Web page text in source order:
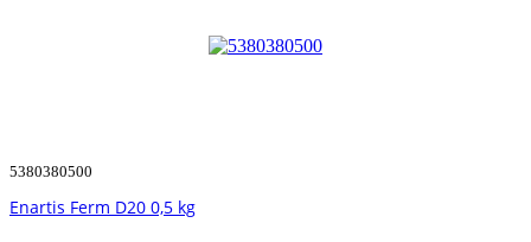
5380380500
Enartis Ferm D20 0,5 kg